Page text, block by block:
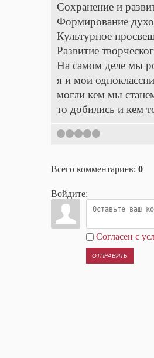
Сохранение и
Формирование
Культурное
Развитие
На самом деле мы
я и мои
могли кем мы
то добились и кем
1 2 3 4
Всего комментариев: 0
Войдите:
Согласен с
ОТПРАВИТЬ